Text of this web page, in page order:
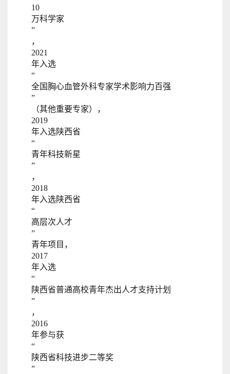
10
万科学家
”
，
2021
年入选
“
全国胸心血管外科专家学术影响力百强
”
（其他重要专家），
2019
年入选陕西省
“
青年科技新星
”
，
2018
年入选陕西省
“
高层次人才
”
青年项目，
2017
年入选
“
陕西省普通高校青年杰出人才支持计划
”
，
2016
年参与获
“
陕西省科技进步二等奖
”